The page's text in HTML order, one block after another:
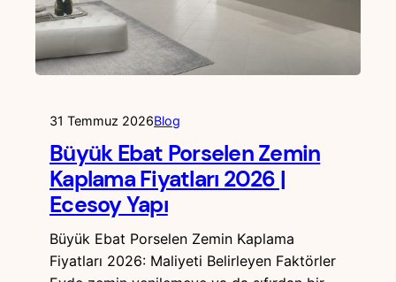
31 Temmuz 2026Blog
Büyük Ebat Porselen Zemin
Kaplama Fiyatları 2026 |
Ecesoy Yapı
Büyük Ebat Porselen Zemin Kaplama
Fiyatları 2026: Maliyeti Belirleyen Faktörler